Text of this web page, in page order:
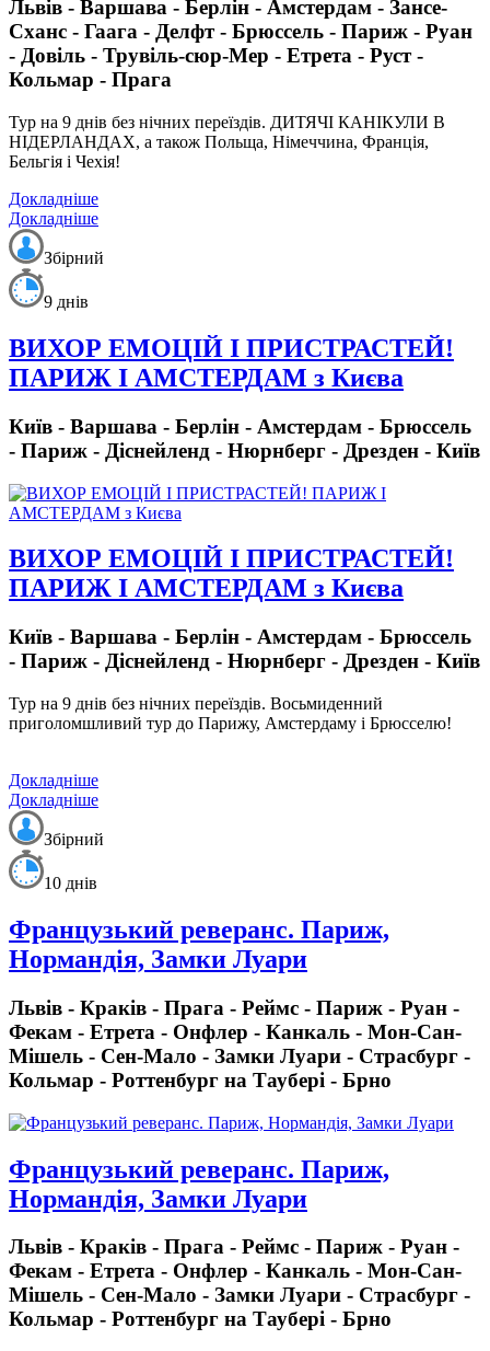
Львів - Варшава - Берлін - Амстердам - Зансе-
Сханс - Гаага - Делфт - Брюссель - Париж - Руан
- Довіль - Трувіль-сюр-Мер - Етрета - Руст -
Кольмар - Прага
Тур на 9 днів без нічних переїздів. ДИТЯЧІ КАНІКУЛИ В
НІДЕРЛАНДАХ, а також Польща, Німеччина, Франція,
Бельгія і Чехія!
Докладніше
Докладніше
Збірний
9 днів
ВИХОР ЕМОЦІЙ І ПРИСТРАСТЕЙ!
ПАРИЖ І АМСТЕРДАМ з Києва
Київ - Варшава - Берлін - Амстердам - Брюссель
- Париж - Діснейленд - Нюрнберг - Дрезден - Київ
ВИХОР ЕМОЦІЙ І ПРИСТРАСТЕЙ!
ПАРИЖ І АМСТЕРДАМ з Києва
Київ - Варшава - Берлін - Амстердам - Брюссель
- Париж - Діснейленд - Нюрнберг - Дрезден - Київ
Тур на 9 днів без нічних переїздів. Восьмиденний
приголомшливий тур до Парижу, Амстердаму і Брюсселю!
Докладніше
Докладніше
Збірний
10 днів
Французький реверанс. Париж,
Нормандія, Замки Луари
Львів - Краків - Прага - Реймс - Париж - Руан -
Фекам - Етрета - Онфлер - Канкаль - Мон-Сан-
Мішель - Сен-Мало - Замки Луари - Страсбург -
Кольмар - Роттенбург на Таубері - Брно
Французький реверанс. Париж,
Нормандія, Замки Луари
Львів - Краків - Прага - Реймс - Париж - Руан -
Фекам - Етрета - Онфлер - Канкаль - Мон-Сан-
Мішель - Сен-Мало - Замки Луари - Страсбург -
Кольмар - Роттенбург на Таубері - Брно